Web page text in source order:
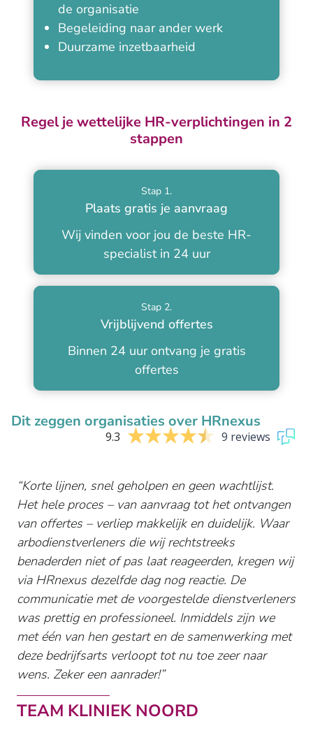
de organisatie
Begeleiding naar ander werk
Duurzame inzetbaarheid
Regel je wettelijke HR-verplichtingen in 2
stappen
Stap 1.
Plaats gratis je aanvraag
Wij vinden voor jou de beste HR-
specialist in 24 uur
Stap 2.
Vrijblijvend offertes
Binnen 24 uur ontvang je gratis
offertes
Dit zeggen organisaties over HRnexus
9.3 9 reviews
Korte lijnen, snel geholpen en geen wachtlijst.
Het hele proces – van aanvraag tot het ontvangen
van offertes – verliep makkelijk en duidelijk. Waar
arbodienstverleners die wij rechtstreeks
benaderden niet of pas laat reageerden, kregen wij
via HRnexus dezelfde dag nog reactie. De
communicatie met de voorgestelde dienstverleners
was prettig en professioneel. Inmiddels zijn we
met één van hen gestart en de samenwerking met
deze bedrijfsarts verloopt tot nu toe zeer naar
wens. Zeker een aanrader!
TEAM KLINIEK NOORD